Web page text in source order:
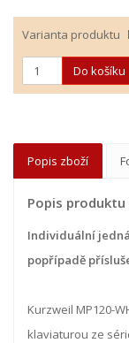
Varianta produktu
Popis zboží
Popis produktu
Individuální
popřípadě
Kurzweil MP120-
klaviaturou ze